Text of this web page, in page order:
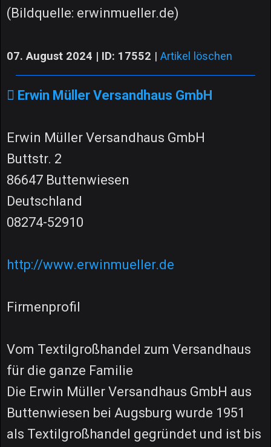
(Bildquelle: erwinmueller.de)
07. August 2024 | ID: 17552 | Artikel löschen
Erwin Müller Versandhaus GmbH
Erwin Müller Versandhaus GmbH
Buttstr. 2
86647 Buttenwiesen
Deutschland
08274-52910
http://www.erwinmueller.de
Firmenprofil
Vom Textilgroßhandel zum Versandhaus
für die ganze Familie
Die Erwin Müller Versandhaus GmbH aus
Buttenwiesen bei Augsburg wurde 1951
als Textilgroßhandel gegründet und ist bis